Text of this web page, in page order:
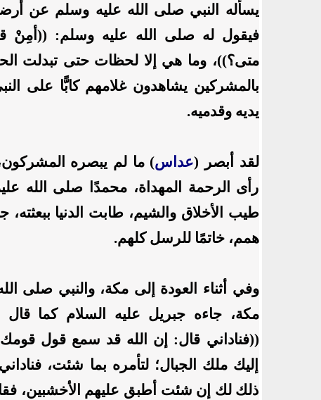
يسأله النبي صلى الله عليه وسلم عن
فيقول له صلى الله عليه وسلم: ((أمِنْ
متى؟))، وما هي إلا لحظات حتى تبدلت
بالمشركين يشاهدون غلامهم كابًّا على
يديه وقدميه.
لقد أبصر (عداس) ما لم يبصره
رأى الرحمة المهداة، محمدًا صلى الله
طيب الأخلاق والشيم، طابت الدنيا ببعثته،
همم، خاتمًا للرسل كلهم.
وفي أثناء العودة إلى مكة، والنبي صلى
مكة، جاءه جبريل عليه السلام كما
((فناداني قال: إن الله قد سمع قول
إليك ملك الجبال؛ لتأمره بما شئت،
ذلك لك إن شئت أطبق عليهم الأخشبين،